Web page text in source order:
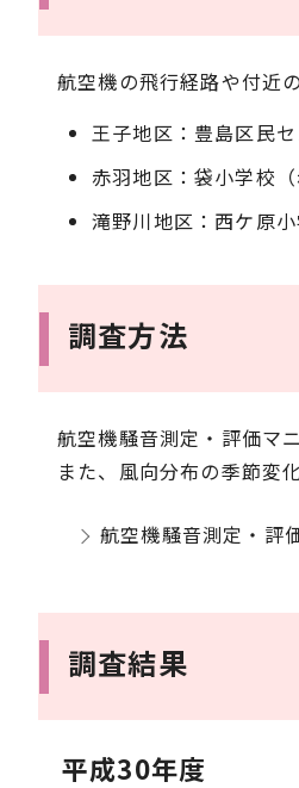
航空機の飛行経路や付近
王子地区：豊島区民
赤羽地区：袋小学校
滝野川地区：西ケ原
調査方法
航空機騒音測定・評価マ
また、風向分布の季節変
航空機騒音測定・評
調査結果
平成30年度